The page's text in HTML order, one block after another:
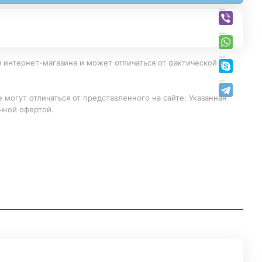
магазина и может отличаться от фактической в
отличаться от представленного на сайте. Указанная
офертой.